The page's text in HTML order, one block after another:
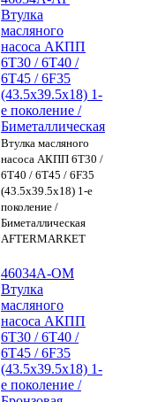
Втулка
масляного
насоса АКПП
6T30 / 6T40 /
6T45 / 6F35
(43.5х39.5x18) 1-
е поколение /
Биметаллическая
Втулка масляного
насоса АКПП 6T30 /
6T40 / 6T45 / 6F35
(43.5х39.5x18) 1-е
поколение /
Биметаллическая
AFTERMARKET
46034A-OM
Втулка
масляного
насоса АКПП
6T30 / 6T40 /
6T45 / 6F35
(43.5х39.5x18) 1-
е поколение /